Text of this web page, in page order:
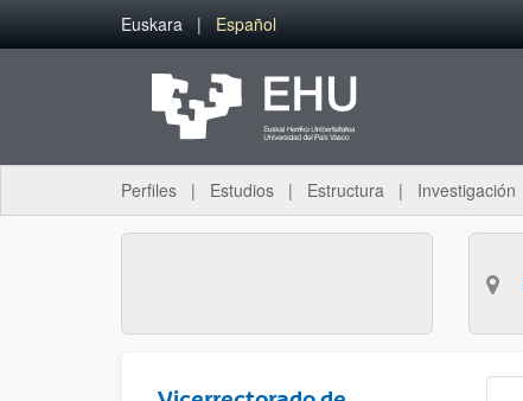
Saltar al contenido principal
Euskara Español
Perfiles Estudios Estructura Investigación